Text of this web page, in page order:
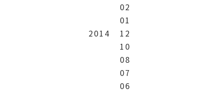
02
01
2014
12
10
08
07
06